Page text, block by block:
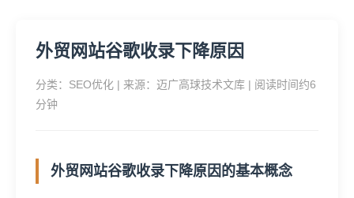
外贸网站谷歌收录下降原因
分类：SEO优化 | 来源：迈广高球技术文库 | 阅读时间约6
分钟
外贸网站谷歌收录下降原因的基本概念